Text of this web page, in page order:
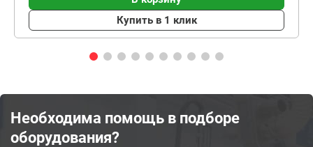
Купить в 1 клик
Необходима помощь в подборе
оборудования?